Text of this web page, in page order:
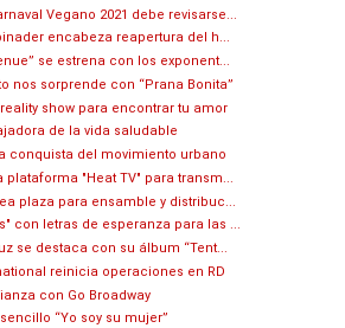
Vegano 2021 debe revisarse...
encabeza reapertura del h...
se estrena con los exponent...
nos sorprende con “Prana Bonita”
reality show para encontrar tu amor
de la vida saludable
conquista del movimiento urbano
plataforma "Heat TV" para transm...
plaza para ensamble y distribuc...
con letras de esperanza para las ...
se destaca con su álbum “Tent...
reinicia operaciones en RD
con Go Broadway
“Yo soy su mujer”